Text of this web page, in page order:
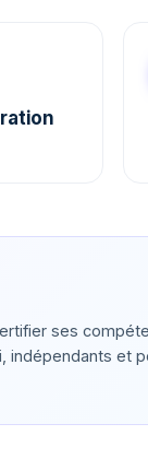
ses
indépendants et